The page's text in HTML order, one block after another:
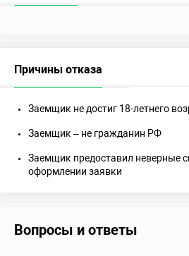
Причины отказа
Заемщик не достиг 18-летнего
Заемщик – не гражданин РФ
Заемщик предоставил неверные
оформлении заявки
Вопросы и ответы